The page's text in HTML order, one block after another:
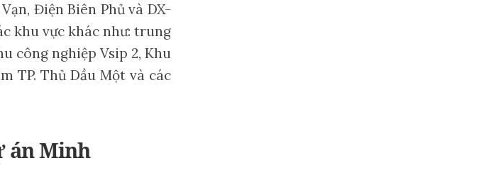
Điện Biên Phủ và DX-
khu vực khác như: trung
công nghiệp Vsip 2, Khu
TP. Thủ Dầu Một và các
án Minh